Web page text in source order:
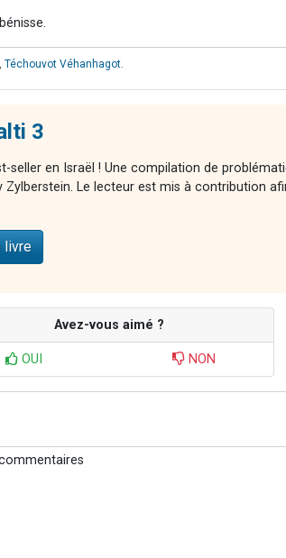
Téchouvot Véhanhagot
3
seller en Israël ! Une compilation de
Zylberstein. Le lecteur est mis à contribution
livre
Avez-vous aimé ?
OUI NON